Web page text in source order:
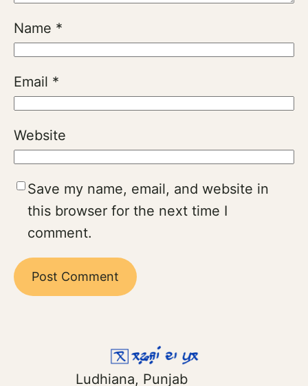
Name *
Email *
Website
Save my name, email, and website in
this browser for the next time I
comment.
Ludhiana, Punjab